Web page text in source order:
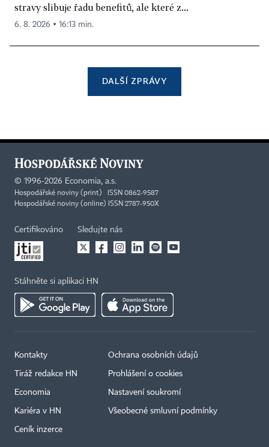
stravy slibuje řadu benefitů, ale které z...
6. 8. 2026 ▪ 16:13 min.
DALŠÍ ZPRÁVY
© 1996-2026 Economia, a.s.
Hospodářské noviny (print) ISSN 0862-9587
Hospodářské noviny (online) ISSN 2787-950X
Certifikováno Sledujte nás
Stáhněte si aplikaci HN
Kontakty
Tiráž redakce HN
Economia
Kariéra v HN
Ceník inzerce
Ochrana osobních údajů
Prohlášení o cookies
Nastavení soukromí
Všeobecné smluvní podmínky